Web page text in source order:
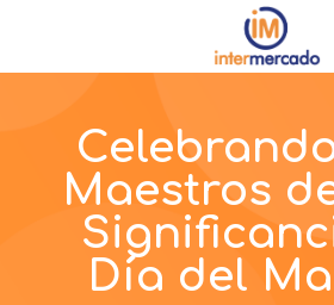
Maestros
Día del